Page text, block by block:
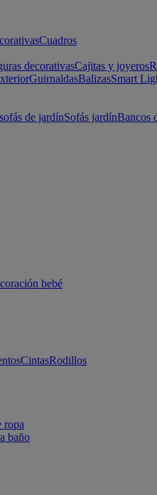
Cuadros
decorativasCajitas y joyeros
GuirnaldasBalizasSmart
de jardínSofás jardínBancos
bebé
CintasRodillos
ropa
baño